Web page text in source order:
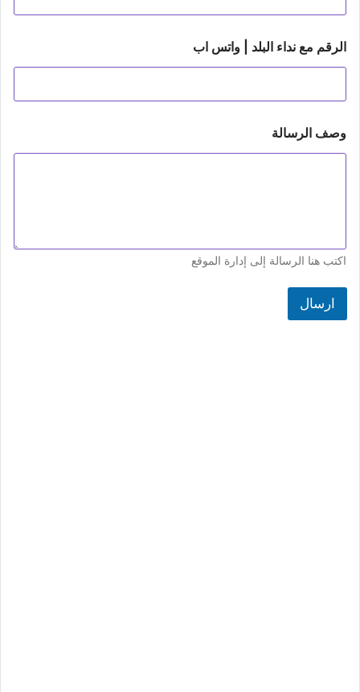
ل
ر
ا
|
ا
الرقم مع نداء البلد | واتس اب
وصف الرسالة
اكتب هنا الرسالة إلى إدارة الموقع
ارسال